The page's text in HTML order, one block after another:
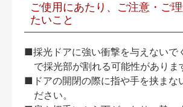
ご使用にあたり、ご注意・ご
たいこと
■採光ドアに強い衝撃を与えないで
で採光部が割れる可能性がありま
■ドアの開閉の際に指や手を挟まな
ださい。